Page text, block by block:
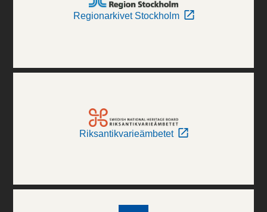
Regionarkivet Stockholm
Riksantikvarieämbetet